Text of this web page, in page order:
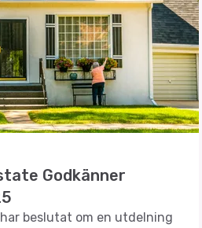
Godkänner
beslutat om en utdelning